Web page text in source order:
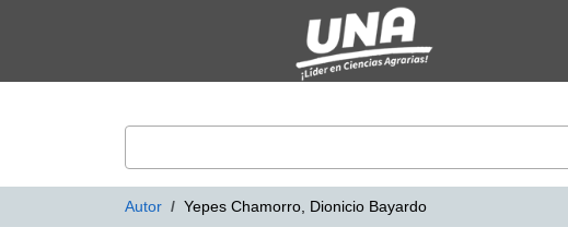
Autor Yepes Chamorro, Dionicio Bayardo